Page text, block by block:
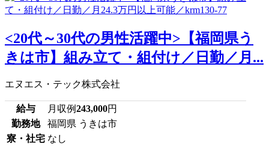
<20代～30代の男性活躍中>【福岡県う
きは市】組み立て・組付け／日勤／月...
エヌエス・テック株式会社
給与 月収例243,000円
勤務地
福岡県 うきは市
寮・社宅 なし